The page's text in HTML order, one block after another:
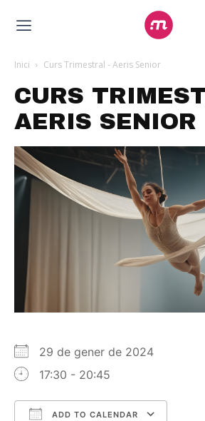
Inici Curs Trimestral - Aeris Senior
CURS
AERIS SENIOR
29 de gener de 2024
17:30 - 20:45
ADD TO CALENDAR